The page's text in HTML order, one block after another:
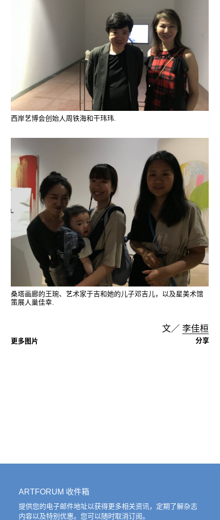
西岸艺博会创始人周铁海和干玮玮.
桑塔画廊的王琬、艺术家于吉和她的儿子邓吉儿，以及星美术馆
策展人巢佳幸.
文／ 李佳桓
更多图片 分享
ARTFORUM 收件箱
提供您的电子邮件地址以获得更多相关资讯，定期了解杂志
内容以及特别优惠。您可以随时取消订阅。